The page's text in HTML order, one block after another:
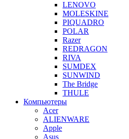
LENOVO
MOLESKINE
PIQUADRO
POLAR
Razer
REDRAGON
RIVA
SUMDEX
SUNWIND
The Bridge
THULE
Компьютеры
Acer
ALIENWARE
Apple
Asus